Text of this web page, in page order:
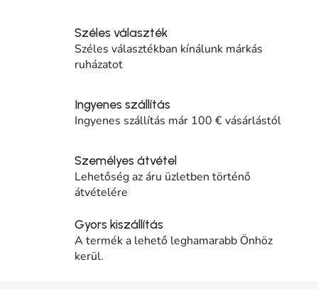
Széles választék
Széles választékban kínálunk márkás
ruházatot
Ingyenes szállítás
Ingyenes szállítás már 100 € vásárlástól
Személyes átvétel
Lehetőség az áru üzletben történő
átvételére
Gyors kiszállítás
A termék a lehető leghamarabb Önhöz
kerül.